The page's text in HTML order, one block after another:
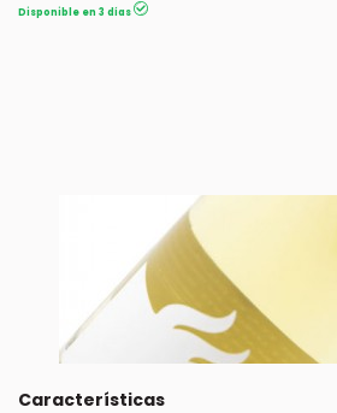
Disponible en 3 días
Características